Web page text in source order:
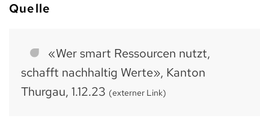
Quelle
«Wer smart Ressourcen nutzt,
schafft nachhaltig Werte», Kanton
Thurgau, 1.12.23 (externer Link)